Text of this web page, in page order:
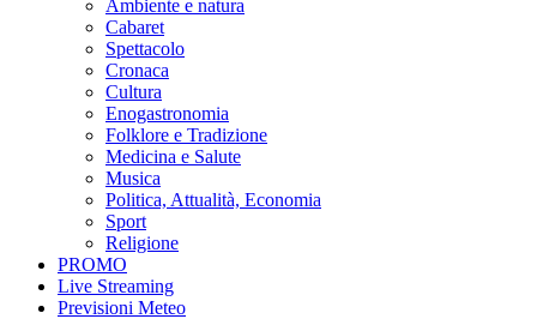
Ambiente e natura
Cabaret
Spettacolo
Cronaca
Cultura
Enogastronomia
Folklore e Tradizione
Medicina e Salute
Musica
Politica, Attualità, Economia
Sport
Religione
PROMO
Live Streaming
Previsioni Meteo